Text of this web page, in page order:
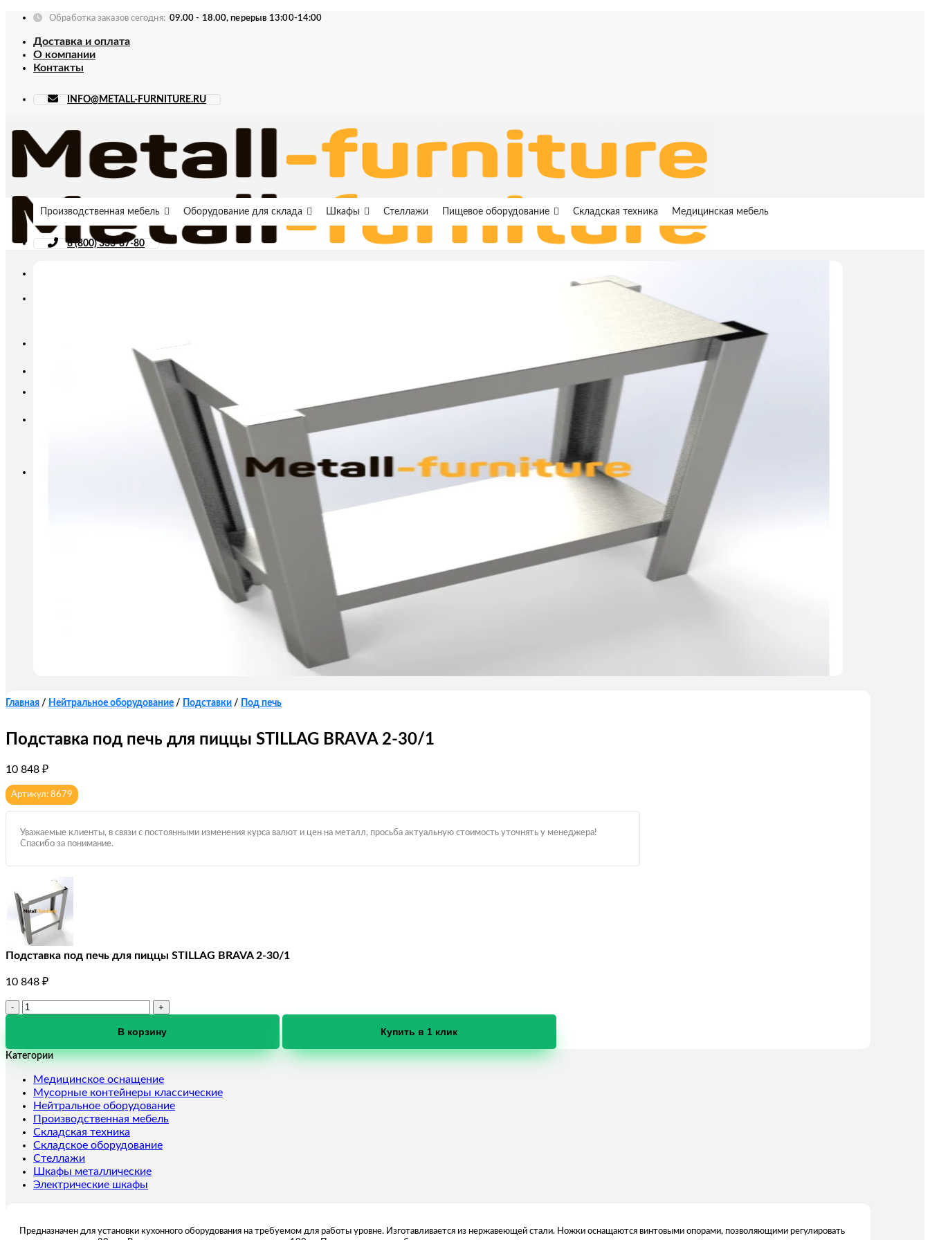
Skip
content
Обработка заказов сегодня: 09.00 - 18.00, перерыв 13:00-14:00
Доставка и оплата
О компании
Контакты
INFO@METALL-FURNITURE.RU
INFO@METALL-FURNITURE.RU
8 (800) 333-87-80
Производственная мебель Оборудование для склада Шкафы Стеллажи Пищевое оборудование Складская техника Медицинская мебель
8 (800) 333-87-80
Главная / Нейтральное оборудование / Подставки / Под печь
Подставка под печь для пиццы STILLAG BRAVA 2-30/1
10 848 ₽
Артикул: 8679
Уважаемые клиенты, в связи с постоянными изменения курса валют и цен на металл, просьба актуальную стоимость уточнять у менеджера!
Спасибо за понимание.
Подставка под печь для пиццы STILLAG BRAVA 2-30/1
10 848 ₽
Количество
печь
пиццы
STILLAG
BRAVA
2-
30/1
В корзину Купить в 1 клик
Категории
Медицинское оснащение
Мусорные контейнеры классические
Нейтральное оборудование
Производственная мебель
Складская техника
Складское оборудование
Стеллажи
Шкафы металлические
Электрические шкафы
Предназначен для установки кухонного оборудования на требуемом для работы уровне. Изготавливается из нержавеющей стали. Ножки оснащаются винтовыми опорами, позволяющими регулировать